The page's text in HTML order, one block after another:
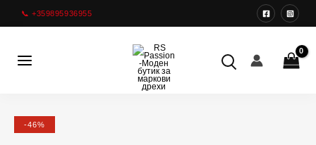
📞 +359895936955
Menu
-46%